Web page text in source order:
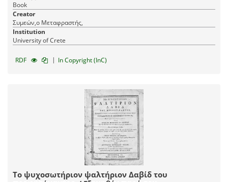
Book
Creator
Συμεών,ο Μεταφραστής,
Institution
University of Crete
RDF | In Copyright (InC)
Το ψυχοσωτήριον ψαλτήριον Δαβίδ του